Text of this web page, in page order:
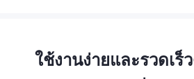
ใช้งานง่ายและรวดเ